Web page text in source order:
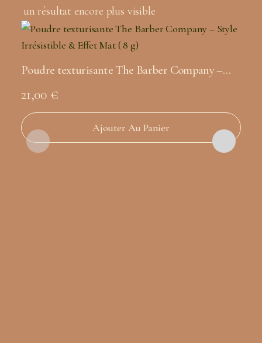
un résultat encore plus visible
Poudre texturisante The Barber Company –
21,00 €
Ajouter Au Panier